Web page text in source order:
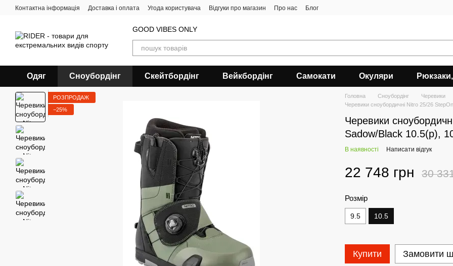
Перейти до основного контенту
Контактна інформація Доставка і оплата Угода користувача Відгуки про магазин Про нас Блог
GOOD VIBES ONLY
Одяг Сноубордiнг Скейтбордінг Вейкбордінг Самокати Окуляри
РОЗПРОДАЖ
−25%
Головна Сноубордiнг
Черевики
Черевики сноубордичні Nitro 25/26
Черевики
Sadow/Black 10.5(р),
В наявності Написати відгук
22 748 грн 30
Розмір
9.5 10.5
Купити Замовити